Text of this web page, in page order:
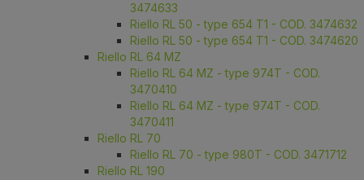
3474633
Riello RL 50 - type 654 T1 - COD. 3474632
Riello RL 50 - type 654 T1 - COD. 3474620
Riello RL 64 MZ
Riello RL 64 MZ - type 974T - COD.
3470410
Riello RL 64 MZ - type 974T - COD.
3470411
Riello RL 70
Riello RL 70 - type 980T - COD. 3471712
Riello RL 190